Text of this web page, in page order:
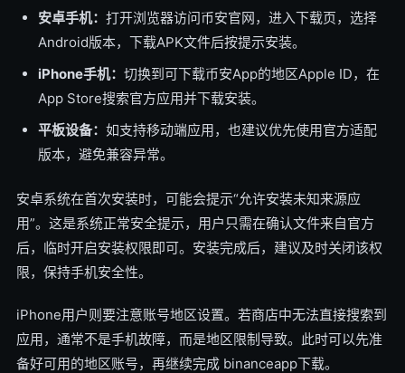
安卓手机： 打开浏览器访问币安官网，进入下载页，选择
Android版本，下载APK文件后按提示安装。
iPhone手机： 切换到可下载币安App的地区Apple ID，在
App Store搜索官方应用并下载安装。
平板设备： 如支持移动端应用，也建议优先使用官方适配
版本，避免兼容异常。
安卓系统在首次安装时，可能会提示“允许安装未知来源应
用”。这是系统正常安全提示，用户只需在确认文件来自官方
后，临时开启安装权限即可。安装完成后，建议及时关闭该权
限，保持手机安全性。
iPhone用户则要注意账号地区设置。若商店中无法直接搜索到
应用，通常不是手机故障，而是地区限制导致。此时可以先准
备好可用的地区账号，再继续完成 binanceapp下载。